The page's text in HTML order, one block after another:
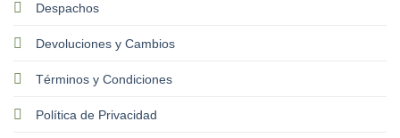
Despachos
Devoluciones y Cambios
Términos y Condiciones
Política de Privacidad